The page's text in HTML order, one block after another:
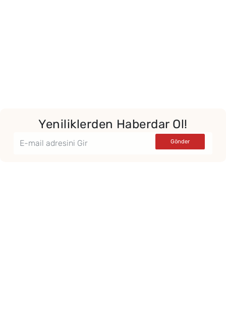
Yeniliklerden Haberdar Ol!